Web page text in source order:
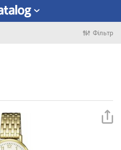
Фільтр